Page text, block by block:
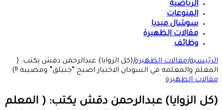
الرياضية
المنوعات
سوشال ميديا
مقالات الظهيرة
وظائف
الرئيسية|مقالات الظهيرة|(كل الزوايا) عبدالرحمن دقش يكتب: (
المعلم والمعلمه في السودان الاختيار اصبح “جنبلق” ومصيبه !!)
مقالات الظهيرة
(كل الزوايا) عبدالرحمن دقش يكتب: ( المعلم